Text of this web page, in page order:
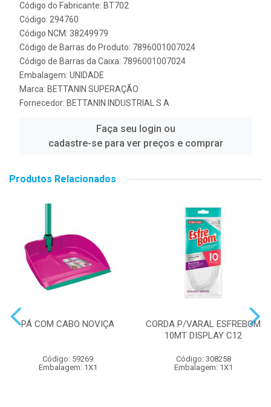
Código do Fabricante: BT702
Código: 294760
Código NCM: 38249979
Código de Barras do Produto: 7896001007024
Código de Barras da Caixa: 7896001007024
Embalagem: UNIDADE
Marca: BETTANIN SUPERAÇÃO
Fornecedor: BETTANIN INDUSTRIAL S A
Faça seu login ou
cadastre-se para ver preços e comprar
Produtos Relacionados
PÁ COM CABO NOVIÇA
Código: 59269
Embalagem: 1X1
CORDA P/VARAL ESFREBOM
10MT DISPLAY C12
Código: 308258
Embalagem: 1X1